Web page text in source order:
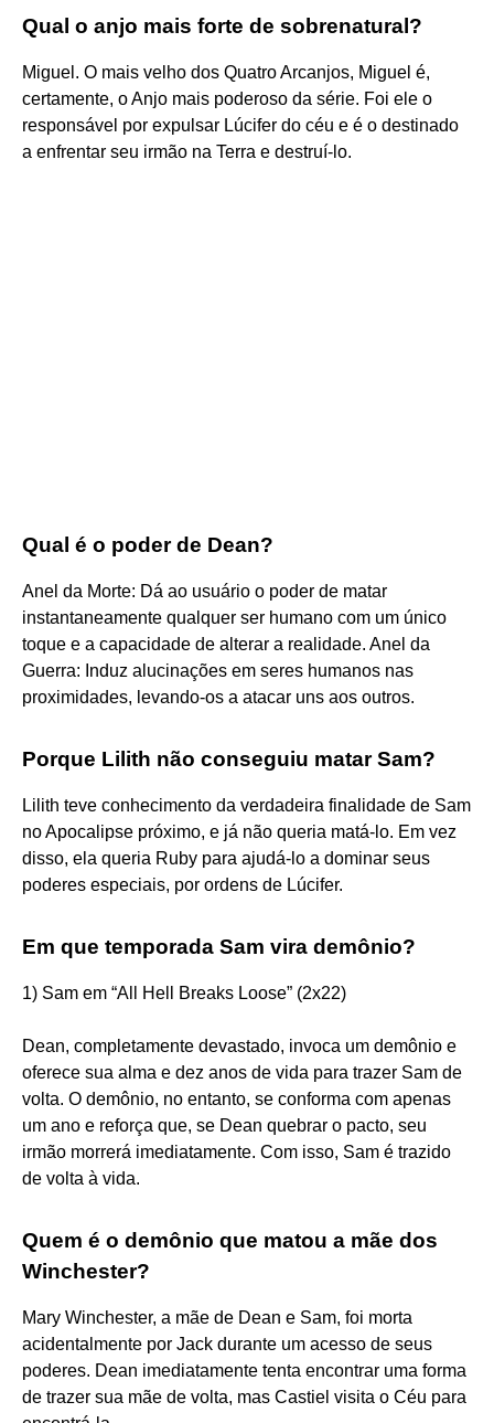
Qual o anjo mais forte de sobrenatural?
Miguel. O mais velho dos Quatro Arcanjos, Miguel é,
certamente, o Anjo mais poderoso da série. Foi ele o
responsável por expulsar Lúcifer do céu e é o destinado
a enfrentar seu irmão na Terra e destruí-lo.
Qual é o poder de Dean?
Anel da Morte: Dá ao usuário o poder de matar
instantaneamente qualquer ser humano com um único
toque e a capacidade de alterar a realidade. Anel da
Guerra: Induz alucinações em seres humanos nas
proximidades, levando-os a atacar uns aos outros.
Porque Lilith não conseguiu matar Sam?
Lilith teve conhecimento da verdadeira finalidade de Sam
no Apocalipse próximo, e já não queria matá-lo. Em vez
disso, ela queria Ruby para ajudá-lo a dominar seus
poderes especiais, por ordens de Lúcifer.
Em que temporada Sam vira demônio?
1) Sam em “All Hell Breaks Loose” (2x22)
Dean, completamente devastado, invoca um demônio e
oferece sua alma e dez anos de vida para trazer Sam de
volta. O demônio, no entanto, se conforma com apenas
um ano e reforça que, se Dean quebrar o pacto, seu
irmão morrerá imediatamente. Com isso, Sam é trazido
de volta à vida.
Quem é o demônio que matou a mãe dos
Winchester?
Mary Winchester, a mãe de Dean e Sam, foi morta
acidentalmente por Jack durante um acesso de seus
poderes. Dean imediatamente tenta encontrar uma forma
de trazer sua mãe de volta, mas Castiel visita o Céu para